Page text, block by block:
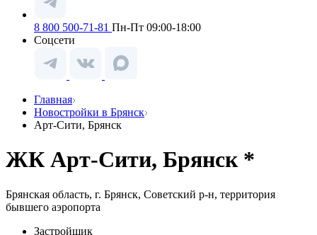
8 800 500-71-81 Пн-Пт 09:00-18:00
Соцсети
Главная
Новостройки в Брянск
Арт-Сити, Брянск
ЖК Арт-Сити, Брянск *
Брянская область, г. Брянск, Советский р-н, территория
бывшего аэропорта
Застройщик